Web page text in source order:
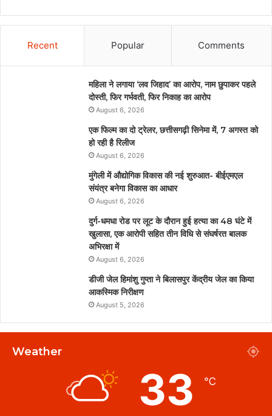
Recent Popular Comments
महिला ने लगाया ‘लव जिहाद’ का आरोप, नाम छुपाकर पहले
दोस्ती, फिर गर्भवती, फिर निकाह का आरोप
August 6, 2026
एक फिल्म का दो ट्रेलर, छत्तीसगढ़ी सिनेमा में, 7 अगस्त को
हो रही है रिलीज
August 6, 2026
मुंगेली में औद्योगिक विकास की नई शुरुआत- बीईएमएल
संयंत्र बनेगा विकास का आधार
August 6, 2026
दुर्ग-धमधा रोड पर लूट के दौरान हुई हत्या का 48 घंटे में
खुलासा, एक आरोपी सहित तीन विधि से संघर्षरत बालक
अभिरक्षा में
August 6, 2026
डीजी जेल हिमांशु गुप्ता ने बिलासपुर केंद्रीय जेल का किया
आकस्मिक निरीक्षण
August 5, 2026
Weather
33 ℃